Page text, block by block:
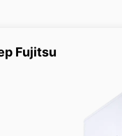
Fujitsu